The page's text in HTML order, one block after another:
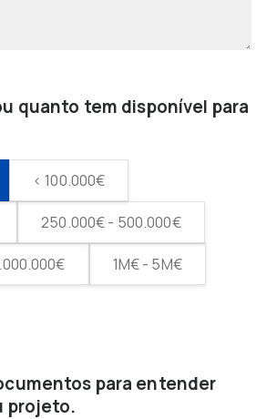
quanto tem disponível para
< 100.000€
250.000€ - 500.000€
1M€ - 5M€
para entender
projeto.